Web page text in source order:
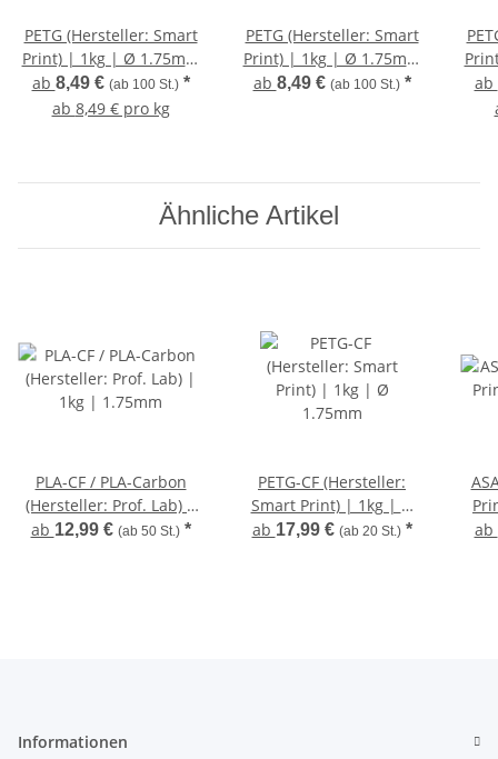
PETG (Hersteller: Smart
Print) | 1kg | Ø 1.75mm
| Schwarz
ab 8,49 € (ab 100 St.) *
ab 8,49 € pro kg
PETG (Hersteller: Smart
Print) | 1kg | Ø 1.75mm
| Blau Transparent
ab 8,49 € (ab 100 St.) *
ab
Ähnliche Artikel
PLA-CF / PLA-Carbon
(Hersteller: Prof. Lab) |
1kg | 1.75mm
ab 12,99 € (ab 50 St.) *
PETG-CF (Hersteller:
Smart Print) | 1kg | Ø
1.75mm
ab 17,99 € (ab 20 St.) *
ab
Informationen